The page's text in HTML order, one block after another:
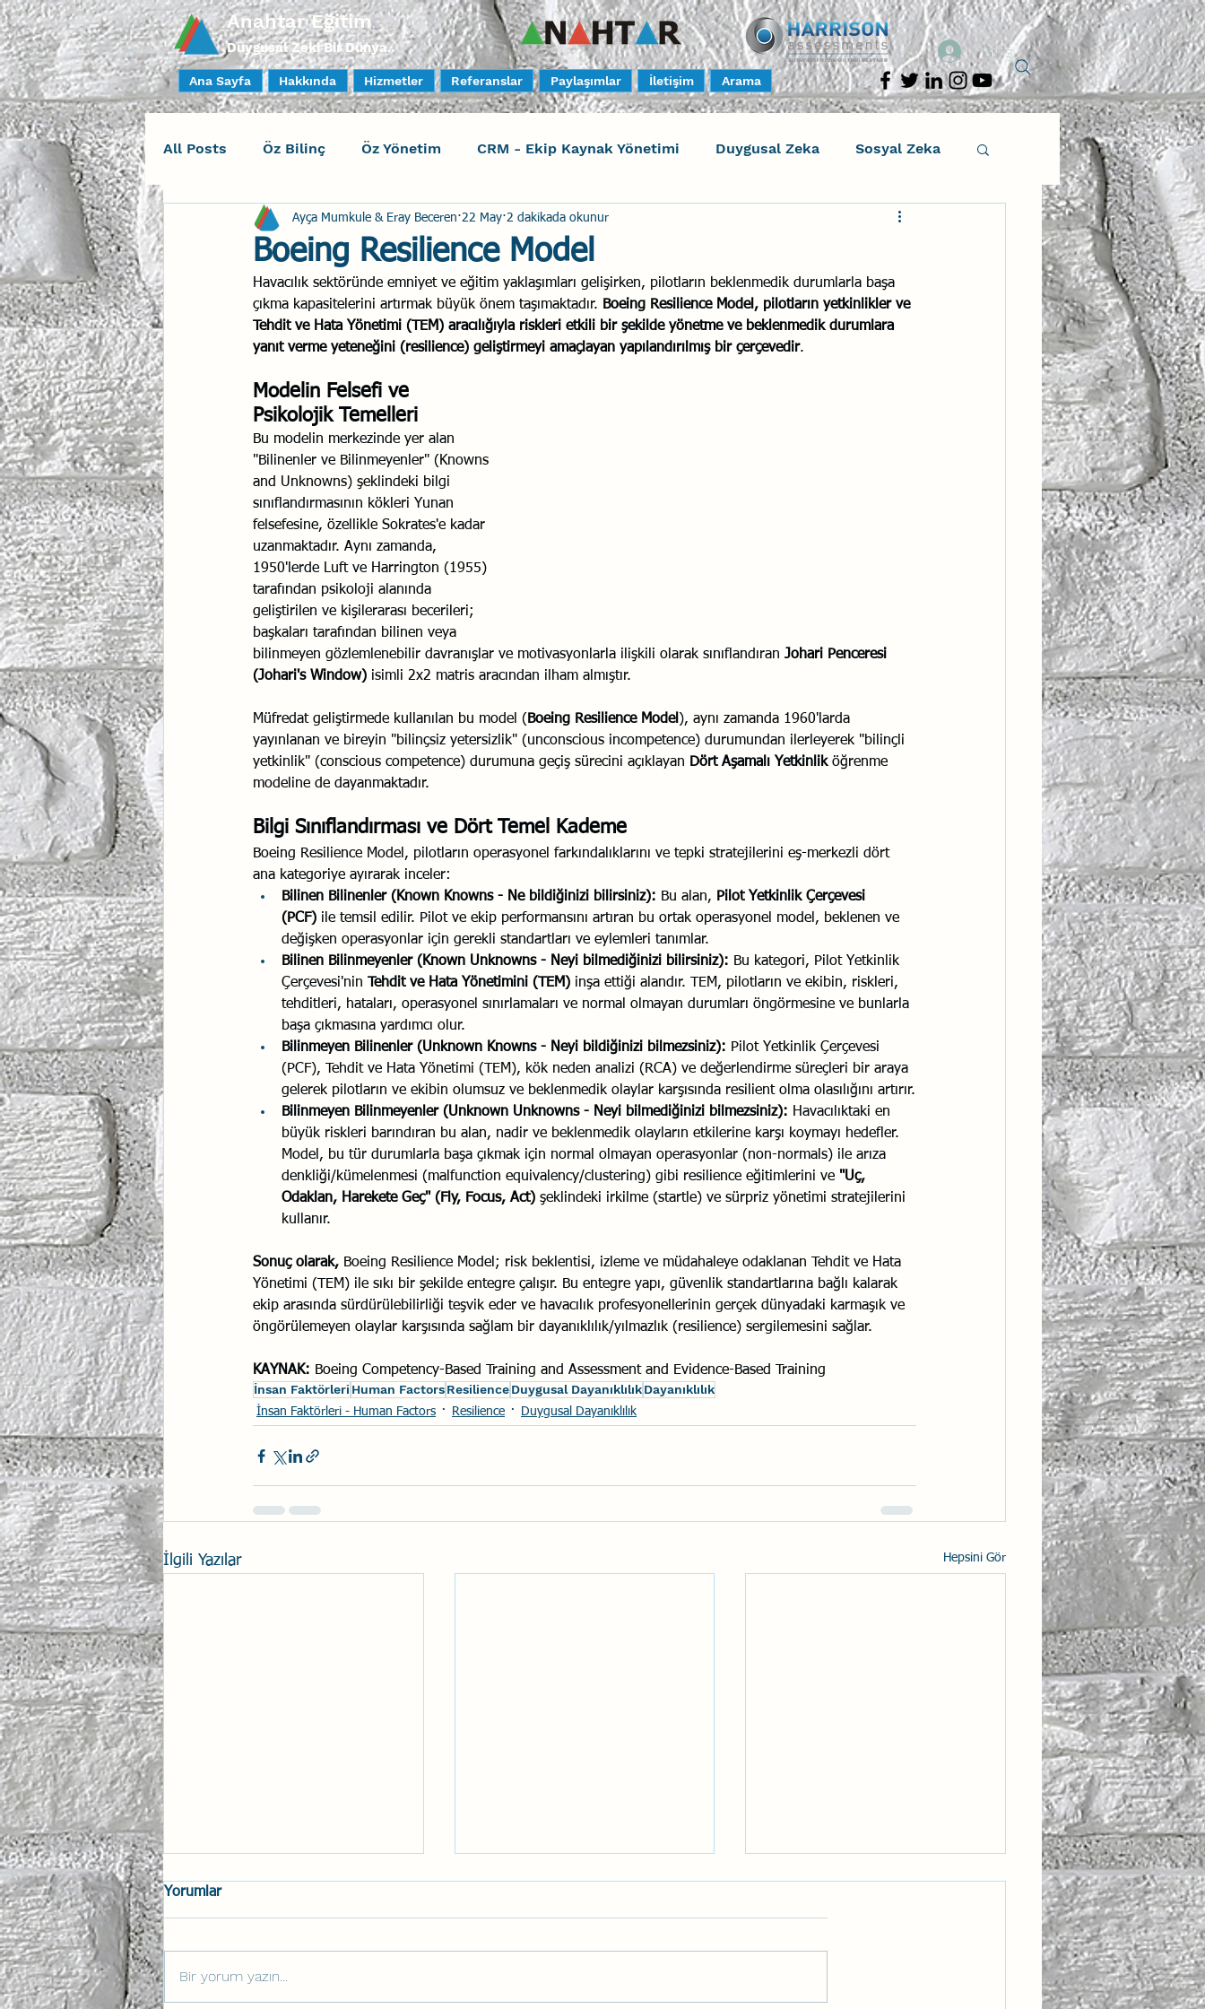
Anahtar Eğitim
Duygusal Zeki Bir Dünya..
Ana Sayfa Hakkında Hizmetler Referanslar Paylaşımlar İletişim Arama
Giriş
All Posts Öz Bilinç Öz Yönetim CRM - Ekip Kaynak Yönetimi Duygusal Zeka Sosyal Zeka
Sosyal Bilinç İlişki Yönetimi Harrison Assessments
Yaratıcı Drama İnsan Faktörleri - Human Factors Güvenli Davranış Yaratıcı Drama
İlişki Yönetimi Sun Tzu Savaş Sanatı
Psikolojik Güvenlik Havacılık
Boeing Resilience Model
Ayça Mumkule & Eray Beceren 22 May 2 dakikada okunur
Havacılık sektöründe emniyet ve eğitim yaklaşımları gelişirken, pilotların beklenmedik durumlarla başa
çıkma kapasitelerini artırmak büyük önem taşımaktadır. Boeing Resilience Model, pilotların yetkinlikler ve
Tehdit ve Hata Yönetimi (TEM) aracılığıyla riskleri etkili bir şekilde yönetme ve beklenmedik durumlara
yanıt verme yeteneğini (resilience) geliştirmeyi amaçlayan yapılandırılmış bir çerçevedir.
Modelin Felsefi ve
Psikolojik Temelleri
Bu modelin merkezinde yer alan
"Bilinenler ve Bilinmeyenler" (Knowns
and Unknowns) şeklindeki bilgi
sınıflandırmasının kökleri Yunan
felsefesine, özellikle Sokrates'e kadar
uzanmaktadır. Aynı zamanda,
1950'lerde Luft ve Harrington (1955)
tarafından psikoloji alanında
geliştirilen ve kişilerarası becerileri;
başkaları tarafından bilinen veya
bilinmeyen gözlemlenebilir davranışlar ve motivasyonlarla ilişkili olarak sınıflandıran Johari Penceresi
(Johari's Window) isimli 2x2 matris aracından ilham almıştır.
Müfredat geliştirmede kullanılan bu model ( Boeing Resilience Model ), aynı zamanda 1960'larda
yayınlanan ve bireyin "bilinçsiz yetersizlik" (unconscious incompetence) durumundan ilerleyerek "bilinçli
yetkinlik" (conscious competence) durumuna geçiş sürecini açıklayan Dört Aşamalı Yetkinlik öğrenme
modeline de dayanmaktadır.
Bilgi Sınıflandırması ve Dört Temel Kademe
Boeing Resilience Model, pilotların operasyonel farkındalıklarını ve tepki stratejilerini eş-merkezli dört
ana kategoriye ayırarak inceler:
Bilinen Bilinenler (Known Knowns - Ne bildiğinizi bilirsiniz): Bu alan, Pilot Yetkinlik Çerçevesi
(PCF) ile temsil edilir. Pilot ve ekip performansını artıran bu ortak operasyonel model, beklenen ve
değişken operasyonlar için gerekli standartları ve eylemleri tanımlar.
Bilinen Bilinmeyenler (Known Unknowns - Neyi bilmediğinizi bilirsiniz): Bu kategori, Pilot Yetkinlik
Çerçevesi'nin
Tehdit ve Hata Yönetimini (TEM) inşa ettiği alandır. TEM, pilotların ve ekibin, riskleri,
tehditleri, hataları, operasyonel sınırlamaları ve normal olmayan durumları öngörmesine ve bunlarla
başa çıkmasına yardımcı olur.
Bilinmeyen Bilinenler (Unknown Knowns - Neyi bildiğinizi bilmezsiniz): Pilot Yetkinlik Çerçevesi
(PCF), Tehdit ve Hata Yönetimi (TEM), kök neden analizi (RCA) ve değerlendirme süreçleri bir araya
gelerek pilotların ve ekibin olumsuz ve beklenmedik olaylar karşısında resilient olma olasılığını artırır.
Bilinmeyen Bilinmeyenler (Unknown Unknowns - Neyi bilmediğinizi bilmezsiniz): Havacılıktaki en
büyük riskleri barındıran bu alan, nadir ve beklenmedik olayların etkilerine karşı koymayı hedefler.
Model, bu tür durumlarla başa çıkmak için normal olmayan operasyonlar (non-normals) ile arıza
denkliği/kümelenmesi (malfunction equivalency/clustering) gibi resilience eğitimlerini ve "Uç,
Odaklan, Harekete Geç" (Fly, Focus, Act) şeklindeki irkilme (startle) ve sürpriz yönetimi stratejilerini
kullanır.
Sonuç olarak, Boeing Resilience Model; risk beklentisi, izleme ve müdahaleye odaklanan Tehdit ve Hata
Yönetimi (TEM) ile sıkı bir şekilde entegre çalışır. Bu entegre yapı, güvenlik standartlarına bağlı kalarak
ekip arasında sürdürülebilirliği teşvik eder ve havacılık profesyonellerinin gerçek dünyadaki karmaşık ve
öngörülemeyen olaylar karşısında sağlam bir dayanıklılık/yılmazlık (resilience) sergilemesini sağlar.
KAYNAK: Boeing Competency-Based Training and Assessment and Evidence-Based Training
İnsan Faktörleri Human FactorsResilienceDuygusal DayanıklılıkDayanıklılık
İnsan Faktörleri - Human Factors Resilience Duygusal Dayanıklılık
İlgili Yazılar Hepsini Gör
Yorumlar
Bir yorum yazın...